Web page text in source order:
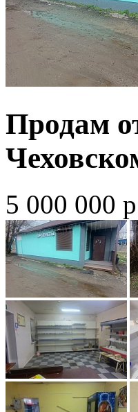
Продам
5 000 000